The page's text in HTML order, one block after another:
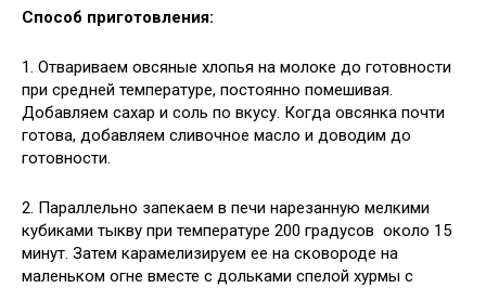
Способ приготовления:
1. Отвариваем овсяные хлопья на молоке до готовности
при средней температуре, постоянно помешивая.
Добавляем сахар и соль по вкусу. Когда овсянка почти
готова, добавляем сливочное масло и доводим до
готовности.
2. Параллельно запекаем в печи нарезанную мелкими
кубиками тыкву при температуре 200 градусов около 15
минут. Затем карамелизируем ее на сковороде на
маленьком огне вместе с дольками спелой хурмы с